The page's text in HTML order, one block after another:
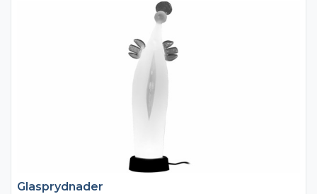
Glasprydnader